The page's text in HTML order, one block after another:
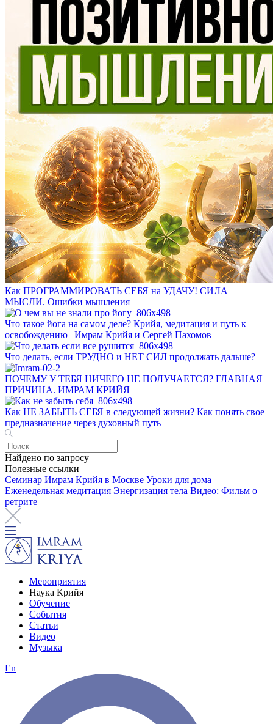
Как ПРОГРАММИРОВАТЬ СЕБЯ на УДАЧУ! СИЛА
МЫСЛИ. Ошибки мышления
Что такое йога на самом деле? Крийя, медитация и путь к
освобождению | Имрам Крийя и Сергей Пахомов
Что делать, если ТРУДНО и НЕТ СИЛ продолжать дальше?
ПОЧЕМУ У ТЕБЯ НИЧЕГО НЕ ПОЛУЧАЕТСЯ? ГЛАВНАЯ
ПРИЧИНА. ИМРАМ КРИЙЯ
Как НЕ ЗАБЫТЬ СЕБЯ в следующей жизни? Как понять свое
предназначение через духовный путь
Найдено по запросу
Полезные ссылки
Семинар Имрам Крийя в Москве Уроки для дома
Еженедельная медитация Энергизация тела Видео: Фильм о
ретрите
Мероприятия
Наука Крийя
Обучение
События
Статьи
Видео
Музыка
En